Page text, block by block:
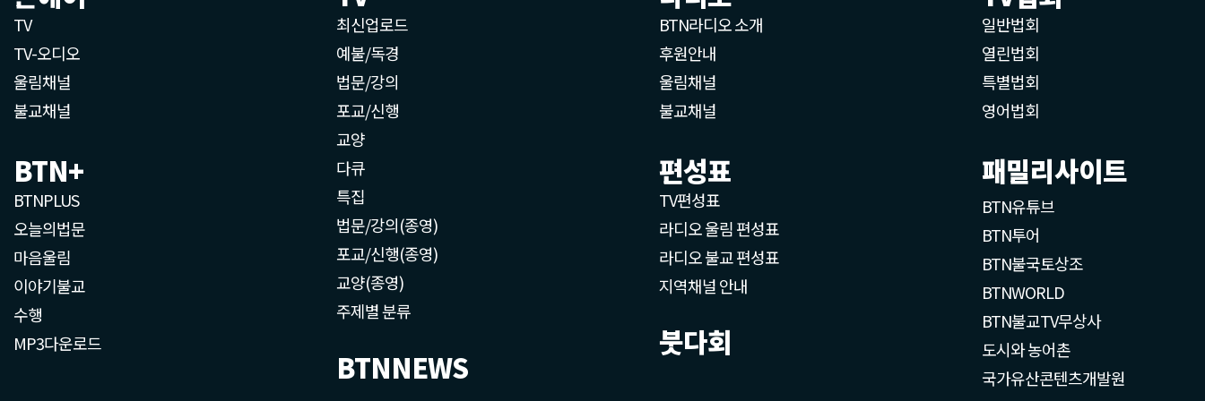
TV
TV-오디오
울림채널
불교채널
BTN+
BTNPLUS
오늘의법문
마음울림
이야기불교
수행
MP3다운로드
최신업로드
예불/독경
법문/강의
포교/신행
교양
다큐
특집
법문/강의(종영)
포교/신행(종영)
교양(종영)
주제별 분류
BTNNEWS
BTN라디오 소개
후원안내
울림채널
불교채널
편성표
TV편성표
라디오 울림 편성표
라디오 불교 편성표
지역채널 안내
붓다회
일반법회
열린법회
특별법회
영어법회
패밀리사이트
BTN유튜브
BTN투어
BTN불국토상조
BTNWORLD
BTN불교TV무상사
도시와 농어촌
국가유산콘텐츠개발원